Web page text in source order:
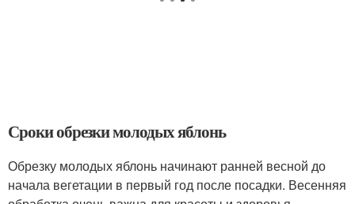
Сроки обрезки молодых яблонь
Обрезку молодых яблонь начинают ранней весной до
начала вегетации в первый год после посадки. Весенняя